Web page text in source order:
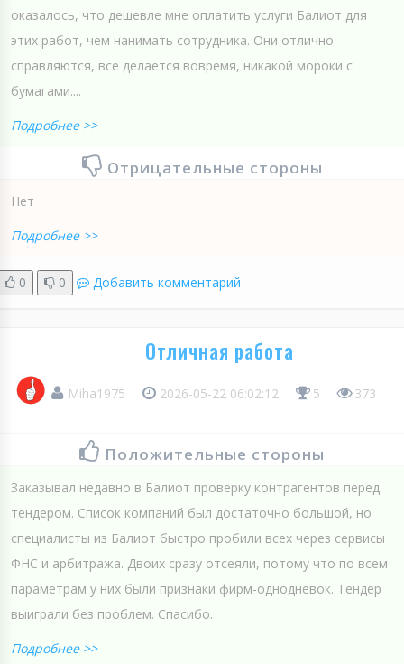
оказалось, что дешевле мне оплатить услуги Балиот для
этих работ, чем нанимать сотрудника. Они отлично
справляются, все делается вовремя, никакой мороки с
бумагами....
Подробнее >>
Отрицательные стороны
Нет
Подробнее >>
0 0 Добавить комментарий
Отличная работа
Miha1975 2026-05-22 06:02:12 5 373
Положительные стороны
Заказывал недавно в Балиот проверку контрагентов перед
тендером. Список компаний был достаточно большой, но
специалисты из Балиот быстро пробили всех через сервисы
ФНС и арбитража. Двоих сразу отсеяли, потому что по всем
параметрам у них были признаки фирм-однодневок. Тендер
выиграли без проблем. Спасибо.
Подробнее >>